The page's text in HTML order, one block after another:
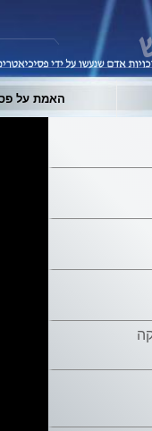
האמת על